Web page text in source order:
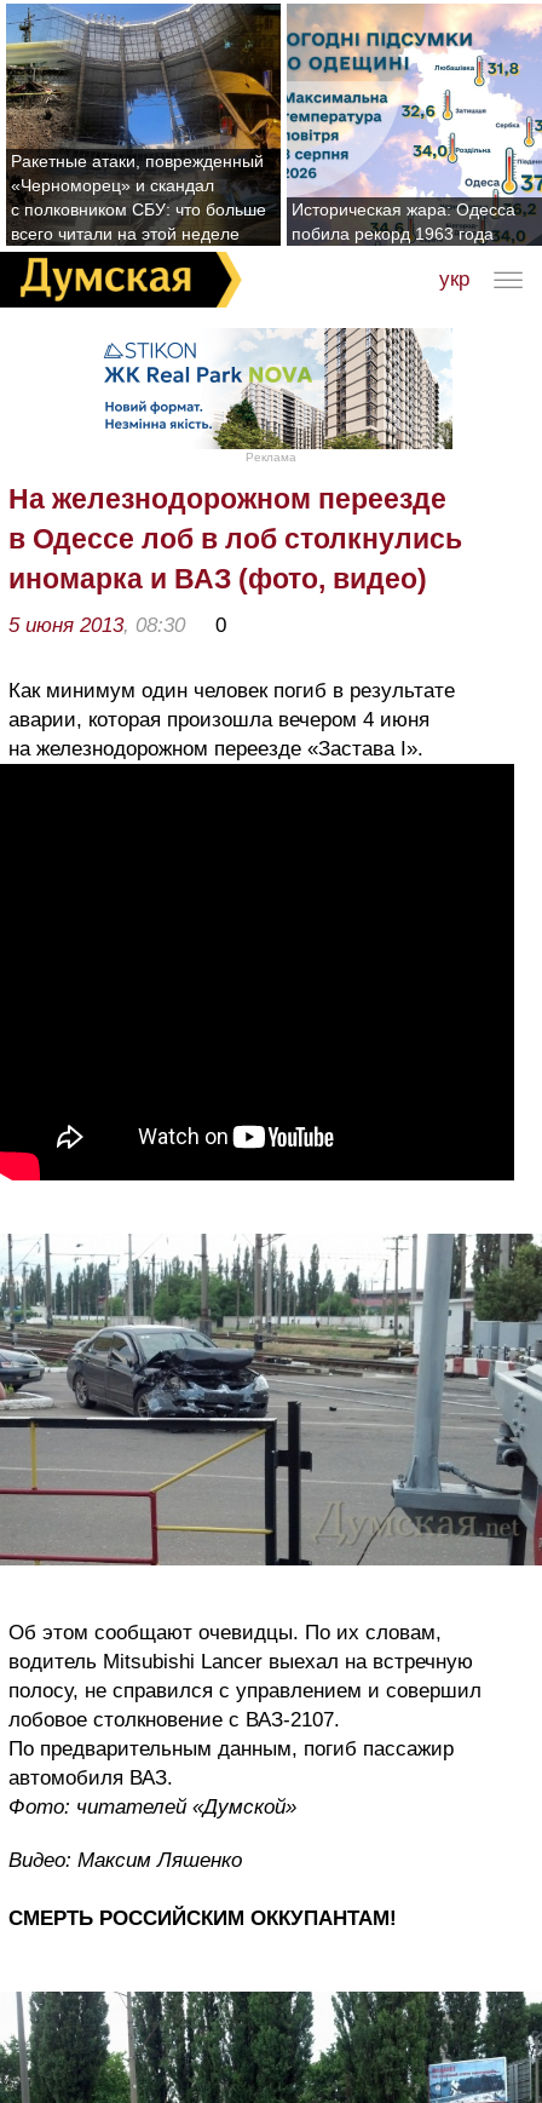
Ракетные атаки, поврежденный
«Черноморец» и скандал
с полковником СБУ: что больше
всего читали на этой неделе
Историческая жара: Одесса
побила рекорд 1963 года
укр
Реклама
На железнодорожном переезде
в Одессе лоб в лоб столкнулись
иномарка и ВАЗ (фото, видео)
5 июня 2013, 08:30 0
Как минимум один человек погиб в результате
аварии, которая произошла вечером 4 июня
на железнодорожном переезде «Застава I».
Об этом сообщают очевидцы. По их словам,
водитель Mitsubishi Lancer выехал на встречную
полосу, не справился с управлением и совершил
лобовое столкновение с ВАЗ-2107.
По предварительным данным, погиб пассажир
автомобиля ВАЗ.
Фото: читателей «Думской»
Видео: Максим Ляшенко
СМЕРТЬ РОССИЙСКИМ ОККУПАНТАМ!